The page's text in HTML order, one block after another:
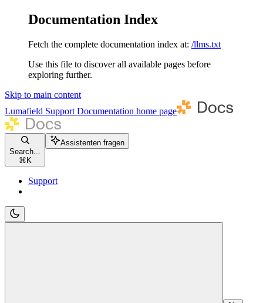
Documentation Index
Fetch the complete documentation index at: /llms.txt
Use this file to discover all available pages before
exploring further.
Skip to main content
Lumafield Support Documentation home page
Search...
⌘ K
Assistenten fragen
Support